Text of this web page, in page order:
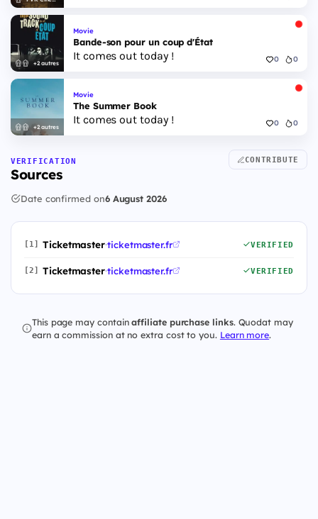
+2 autres
Movie
Bande-son pour un coup d'État
It comes out today ! 0 0
+2 autres
Movie
The Summer Book
It comes out today ! 0 0
VERIFICATION
Sources
CONTRIBUTE
Date confirmed on6 August 2026
[1] Ticketmaster·ticketmaster.fr VERIFIED
[2] Ticketmaster·ticketmaster.fr VERIFIED
This page may containaffiliate purchase links. Quodat may
earn a commission at no extra cost to you. Learn more.